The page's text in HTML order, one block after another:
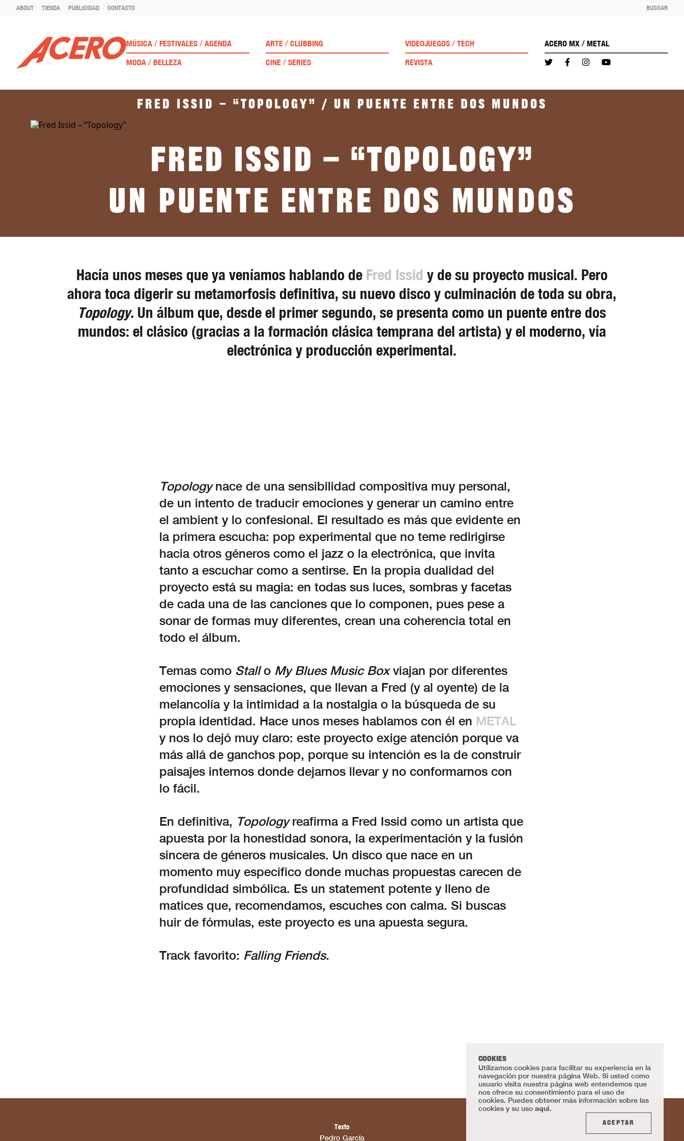
ABOUT TIENDA PUBLICIDAD CONTACTO BUSCAR
MÚSICA / FESTIVALES / AGENDA ARTE / CLUBBING VIDEOJUEGOS / TECH ACERO MX / METAL
MODA / BELLEZA CINE / SERIES REVISTA
Fred Issid – “Topology” / Un puente entre dos mundos
Fred Issid – “Topology”
Un puente entre dos mundos
Hacía unos meses que ya veníamos hablando de Fred Issid y de su proyecto musical. Pero
ahora toca digerir su metamorfosis definitiva, su nuevo disco y culminación de toda su obra,
Topology. Un álbum que, desde el primer segundo, se presenta como un puente entre dos
mundos: el clásico (gracias a la formación clásica temprana del artista) y el moderno, vía
electrónica y producción experimental.
Topologynace de una sensibilidad compositiva muy personal,
de un intento de traducir emociones y generar un camino entre
el ambient y lo confesional. El resultado es más que evidente en
la primera escucha: pop experimental que no teme redirigirse
hacia otros géneros como el jazz o la electrónica, que invita
tanto a escuchar como a sentirse. En la propia dualidad del
proyecto está su magia: en todas sus luces, sombras y facetas
de cada una de las canciones que lo componen, pues pese a
sonar de formas muy diferentes, crean una coherencia total en
todo el álbum.
Temas como Stallo My Blues Music Boxviajan por diferentes
emociones y sensaciones, que llevan a Fred (y al oyente) de la
melancolía y la intimidad a la nostalgia o la búsqueda de su
propia identidad. Hace unos meses hablamos con él en METAL
y nos lo dejó muy claro: este proyecto exige atención porque va
más allá de ganchos pop, porque su intención es la de construir
paisajes internos donde dejarnos llevar y no conformarnos con
lo fácil.
En definitiva, Topologyreafirma a Fred Issid como un artista que
apuesta por la honestidad sonora, la experimentación y la fusión
sincera de géneros musicales. Un disco que nace en un
momento muy específico donde muchas propuestas carecen de
profundidad simbólica. Es un statement potente y lleno de
matices que, recomendamos, escuches con calma. Si buscas
huir de fórmulas, este proyecto es una apuesta segura.
Track favorito: Falling Friends.
Texto
Pedro García
COOKIES
Utilizamos cookies para facilitar su experiencia en la
navegación por nuestra página Web. Si usted como
usuario visita nuestra página web entendemos que
nos ofrece su consentimiento para el uso de
cookies. Puedes obtener más información sobre las
cookies y su uso aqui.
ACEPTAR